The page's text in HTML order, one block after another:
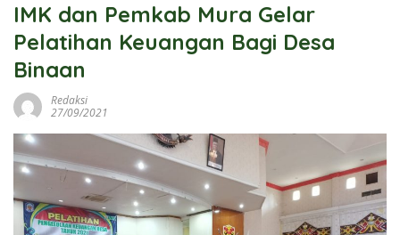
IMK dan Pemkab Mura Gelar
Pelatihan Keuangan Bagi Desa
Binaan
Redaksi
27/09/2021